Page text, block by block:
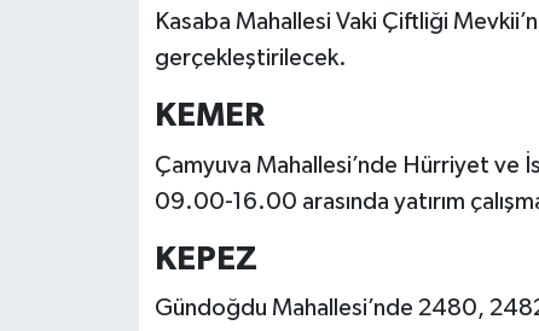
Kasaba Mahallesi Vaki Çiftliği
gerçekleştirilecek.
KEMER
Çamyuva Mahallesi’nde Hürriyet ve
09.00-16.00 arasında yatırım
KEPEZ
Gündoğdu Mahallesi’nde 2480,